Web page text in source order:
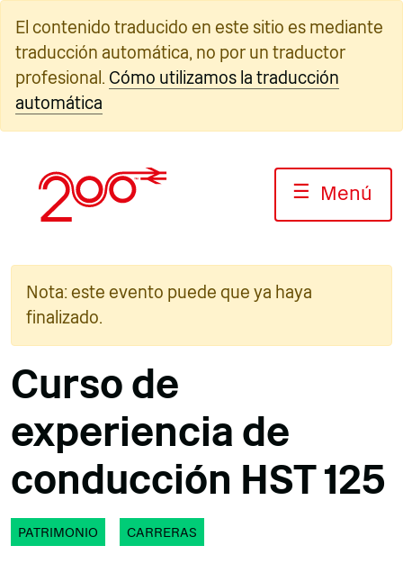
contenido
El contenido traducido en este sitio es mediante
traducción automática, no por un traductor
profesional. Cómo utilizamos la traducción
automática
☰ Menú
Nota: este evento puede que ya haya
finalizado.
Curso de
experiencia de
conducción HST 125
PATRIMONIO CARRERAS